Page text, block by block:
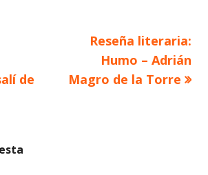
de
Artículo
siguiente
Reseña literaria:
Humo – Adrián
Magro de la Torre